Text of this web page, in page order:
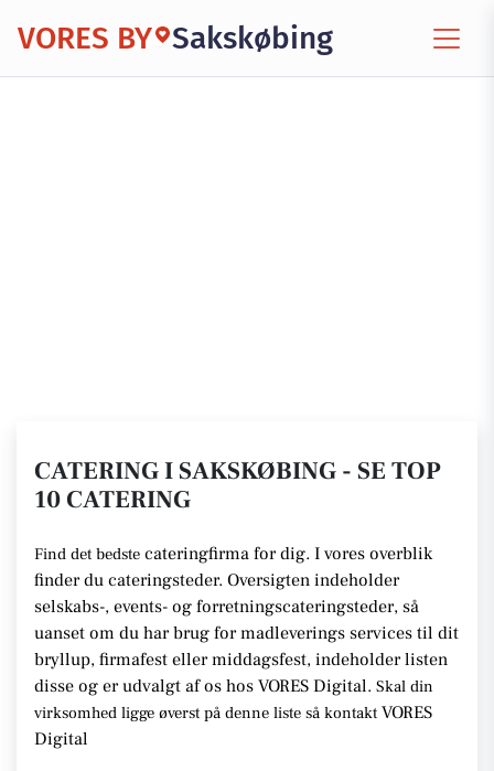
VORES BY Sakskøbing
CATERING I SAKSKØBING - SE TOP
10 CATERING
Find det bedste cateringfirma for dig. I vores overblik
finder du cateringsteder. Oversigten indeholder
selskabs-, events- og forretningscateringsteder, så
uanset om du har brug for madleverings services til dit
bryllup, firmafest eller middagsfest, indeholder listen
disse og er udvalgt af os hos VORES Digital. Skal din
virksomhed ligge øverst på denne liste så kontakt VORES
Digital